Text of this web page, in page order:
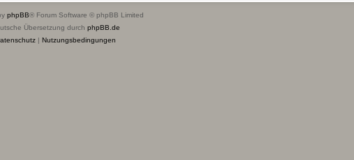
phpBB® Forum Software © phpBB Limited
Übersetzung durch phpBB.de
| Nutzungsbedingungen